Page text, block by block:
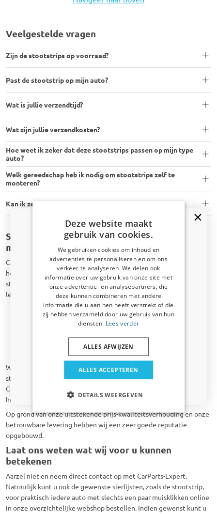
Veelgestelde vragen
Zijn de stootstrips op voorraad?
Past de stootstrip op mijn auto?
Wat is jullie verzendtijd?
Wat zijn jullie verzendkosten?
Hoe weet ik zeker dat deze stootstrips passen op mijn type
auto?
Welk gereedschap heb ik nodig om stootstrips zelf te
monteren?
Kan ik zelf stootstrips monteren?
Stootstrip voor uw auto van praktisch ieder
merk verkrijgbaar
CarParts-Expert beschikt over een heel compleet assortiment aan
hoogwaardige auto-accessoires. Wij kunnen bijvoorbeeld een
stootstrip voor uw auto van onder andere de volgende merken
leveren:
Alfa Romeo;
Wij hebben zowel stootlijsten van bovenstaande automerken als
stootlijsten van heel veel andere merken in ons assortiment. Bij
CarParts-Expert vindt u dus een zeer compleet aanbod aan
hoogwaardige stootstrips voor de auto tegen zeer lage prijzen.
Op grond van onze uitstekende prijs-kwaliteitsverhouding en onze
betrouwbare levering hebben wij een zeer goede reputatie
opgebouwd.
Laat ons weten wat wij voor u kunnen
betekenen
Aarzel niet en neem direct contact op met CarParts-Expert.
Natuurlijk kunt u ook de gewenste sierlijsten, zoals de stootstrip,
voor praktisch iedere auto met slechts een paar muisklikken online
in onze overzichtelijke webshop bestellen. Indien gewenst kunt u
Deze website maakt
gebruik van cookies.
We gebruiken cookies om inhoud en
advertenties te personaliseren en om ons
verkeer te analyseren. We delen ook
informatie over uw gebruik van onze site met
onze advertentie- en analysepartners, die
deze kunnen combineren met andere
informatie die u aan hen heeft verstrekt of die
zij hebben verzameld door uw gebruik van hun
diensten. Lees verder
ALLES ACCEPTEREN
ALLES AFWIJZEN
DETAILS WEERGEVEN
Kortingscode van 5% ontvangen?
Vertel ons waar u voor winkelt om uw korting te
ontvangen. Ik winkel voor mijn:
Auto
Bedrijfswagen
Huisdier